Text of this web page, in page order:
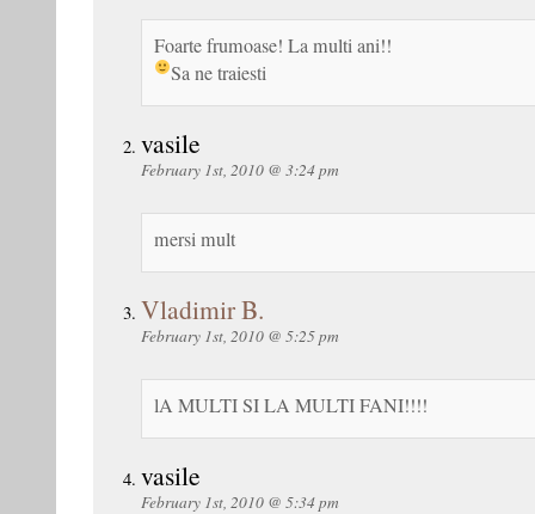
Foarte frumoase! La multi ani!!
Sa ne traiesti
vasile
February 1st, 2010 @ 3:24 pm
mersi mult
Vladimir B.
February 1st, 2010 @ 5:25 pm
lA MULTI SI LA MULTI FANI!!!!
vasile
February 1st, 2010 @ 5:34 pm